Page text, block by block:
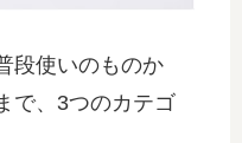
段使いのものか
で、3つのカテゴ